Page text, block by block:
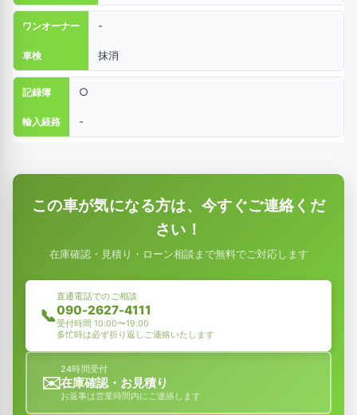
ワンオーナー -
車検 抹消
記録簿 ○
輸入経路 -
この車が気になる方は、今すぐご連絡くだ
さい！
在庫確認・見積り・ローン相談まで無料でご対応します
📞
直通電話でのご相談
090-2627-4111
受付時間 10:00〜19:00
多忙時は必ず折り返しご連絡いたします
✉️
24時間受付
在庫確認・お見積り
お返事は営業時間内にご連絡します